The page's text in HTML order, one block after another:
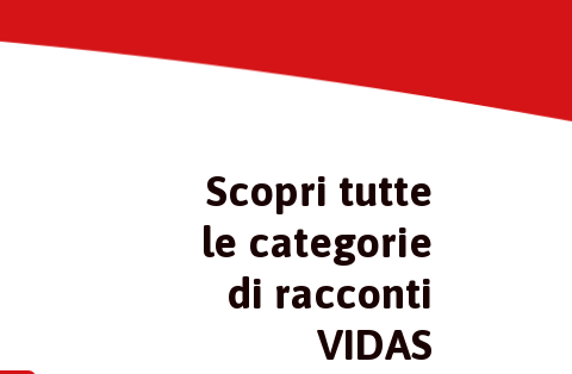
Scopri tutte
le categorie
di racconti
VIDAS